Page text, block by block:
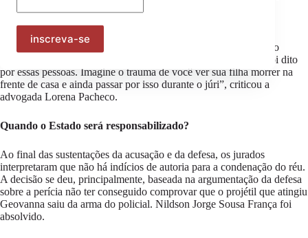
“Há que se ter limites no que diz respeito à condução da ética no
respeito às testemunhas. É preciso ter tato só se referir ao que foi dito
por essas pessoas. Imagine o trauma de você ver sua filha morrer na
frente de casa e ainda passar por isso durante o júri”, criticou a
advogada Lorena Pacheco.
Quando o Estado será responsabilizado?
Ao final das sustentações da acusação e da defesa, os jurados
interpretaram que não há indícios de autoria para a condenação do réu.
A decisão se deu, principalmente, baseada na argumentação da defesa
sobre a perícia não ter conseguido comprovar que o projétil que atingiu
Geovanna saiu da arma do policial. Nildson Jorge Sousa França foi
absolvido.